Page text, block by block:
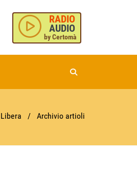
RADIO
AUDIO
by Certomà
/ Archivio artioli